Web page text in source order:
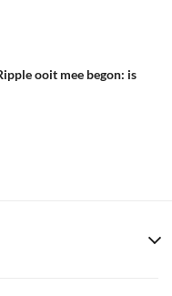
ooit mee begon: is